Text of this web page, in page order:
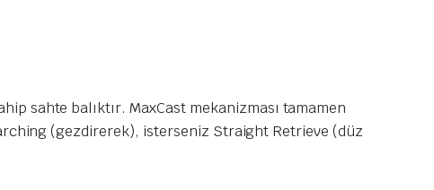
sahte balıktır. MaxCast mekanizması tamamen
(gezdirerek), isterseniz Straight Retrieve (düz